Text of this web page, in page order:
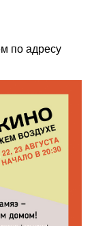
по адресу